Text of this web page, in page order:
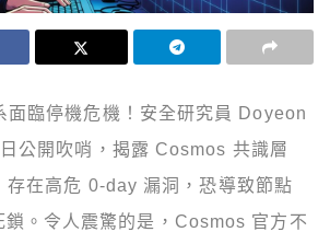
面臨停機危機！安全研究員 Doyeon
公開吹哨，揭露 Cosmos 共識層
存在高危 0-day 漏洞，恐導致節點
鎖。令人震驚的是，Cosmos 官方不